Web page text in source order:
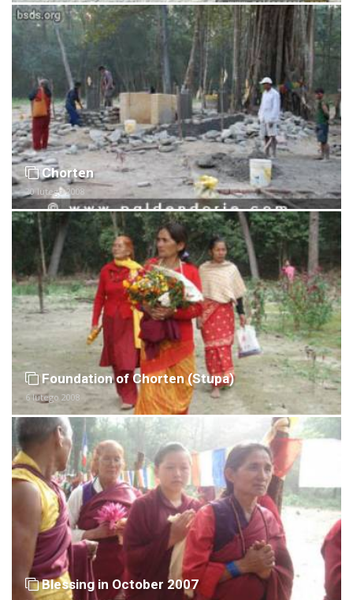
Chorten
20 lutego 2008
Foundation of Chorten (Stupa)
6 lutego 2008
Blessing in October 2007